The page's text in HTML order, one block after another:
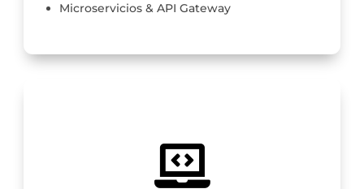
Microservicios & API Gateway
